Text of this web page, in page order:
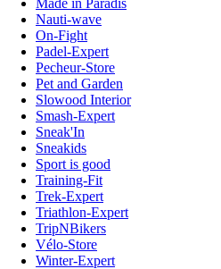
Nauti-wave
On-Fight
Padel-Expert
Pecheur-Store
Pet and Garden
Slowood Interior
Smash-Expert
Sneak'In
Sneakids
Sport is good
Training-Fit
Trek-Expert
Triathlon-Expert
TripNBikers
Vélo-Store
Winter-Expert